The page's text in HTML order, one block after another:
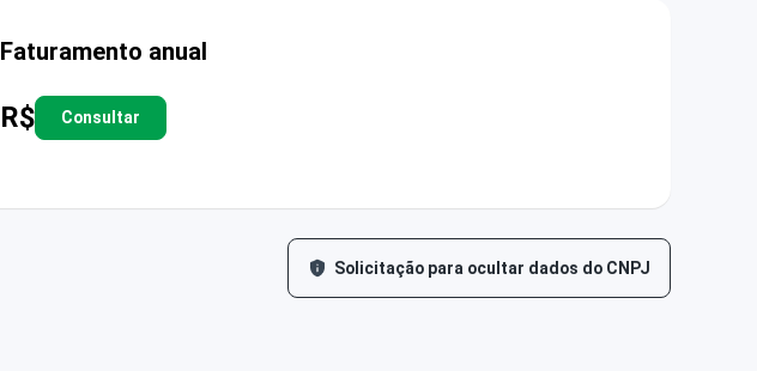
Faturamento anual
R$ Consultar
Solicitação para ocultar dados do CNPJ